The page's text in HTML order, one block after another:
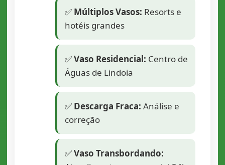
✅ Múltiplos Vasos: Resorts e
hotéis grandes
✅Vaso Residencial: Centro de
Águas de Lindoia
✅ Descarga Fraca: Análise e
correção
✅Vaso Transbordando: